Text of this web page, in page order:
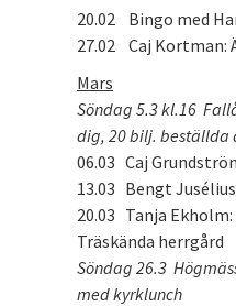
20.02 Bingo med
27.02 Caj Kortman:
Mars
Söndag 5.3 kl.16
dig, 20 bilj. beställda
06.03 Caj
13.03 Bengt
20.03 Tanja
Träskända herrgård
Söndag 26.3
med kyrklunch